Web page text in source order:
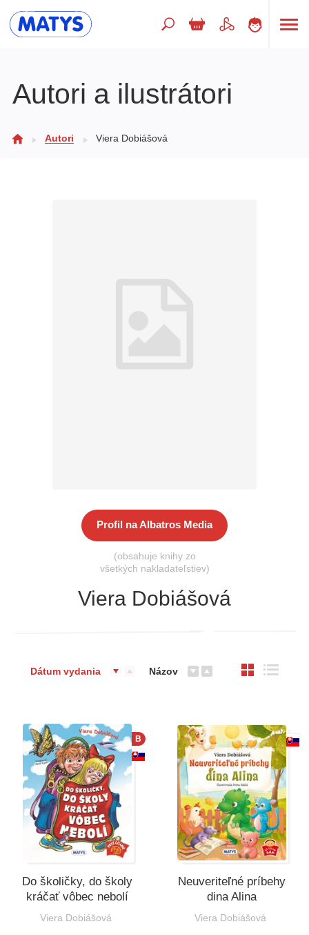
Doplnkový sortiment
Všetky kategórie
Autori a ilustrátori
Autori Viera Dobiášová
Profil na Albatros Media
(obsahuje knihy zo
všetkých nakladateľstiev)
Viera Dobiášová
Dátum vydania Názov
B
Do školičky, do školy
kráčať vôbec nebolí
Viera Dobiášová
Neuveriteľné príbehy
dina Alina
Viera Dobiášová